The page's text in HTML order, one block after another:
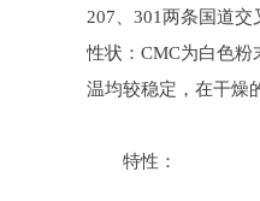
207、301两条国道
性状：CMC为白色
温均较稳定，在干燥
特性：